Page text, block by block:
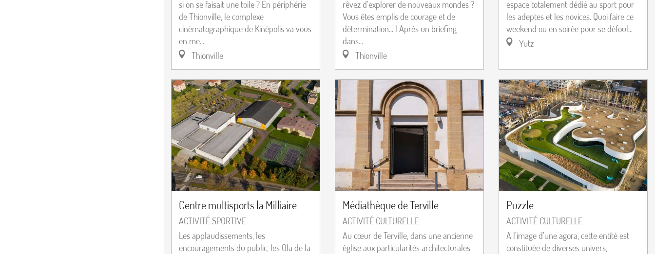
si on se faisait une toile ? En périphérie
de Thionville, le complexe
cinématographique de Kinépolis va vous
en me...
Thionville
rêvez d’explorer de nouveaux mondes ?
Vous êtes emplis de courage et de
détermination... l Après un briefing
dans...
Thionville
espace totalement dédié au sport pour
les adeptes et les novices. Quoi faire ce
weekend ou en soirée pour se défoul...
Yutz
Centre multisports la Milliaire
ACTIVITÉ SPORTIVE
Les applaudissements, les
encouragements du public, les Ola de la
Médiathèque de Terville
ACTIVITÉ CULTURELLE
Au cœur de Terville, dans une ancienne
église aux particularités architecturales
Puzzle
ACTIVITÉ CULTURELLE
A l’image d’une agora, cette entité est
constituée de diverses univers,